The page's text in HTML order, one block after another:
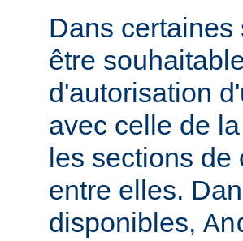
Dans
être
d'autorisation
avec celle de
les sections de
entre elles.
disponibles,